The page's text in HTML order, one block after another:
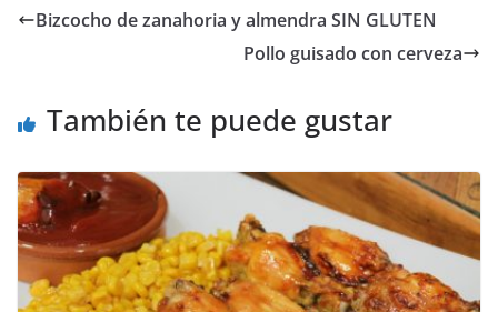
Bizcocho de zanahoria y almendra SIN GLUTEN
Pollo guisado con cerveza
También te puede gustar